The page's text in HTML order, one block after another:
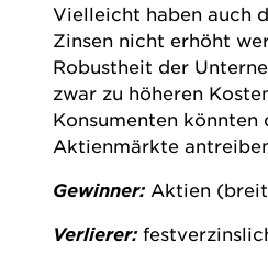
Vielleicht haben auch
Zinsen nicht erhöht
Robustheit der
zwar zu höheren
Konsumenten könnten
Aktienmärkte
Gewinner: Aktien
Verlierer: